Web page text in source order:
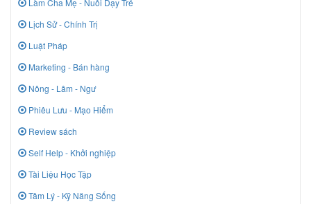
Lịch Sử - Chính Trị
Luật Pháp
Marketing - Bán hàng
Nông - Lâm - Ngư
Phiêu Lưu - Mạo Hiểm
Review sách
Self Help - Khởi nghiệp
Tài Liệu Học Tập
Tâm Lý - Kỹ Năng Sống